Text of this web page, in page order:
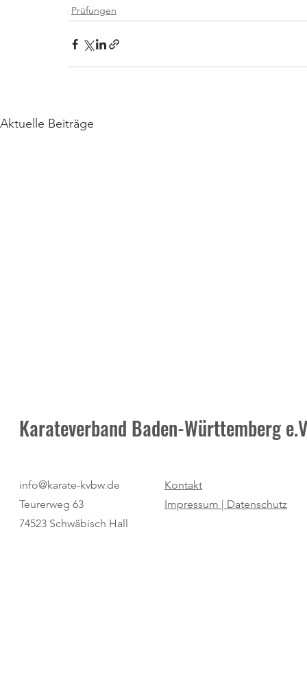
Prüfungen
Aktuelle Beiträge
"kurz & bündig": ein Sextett
meistert die Herausforderung
Zulassung
Karateverband Baden-Württemberg
info@karate-kvbw.de
Teurerweg 63
74523 Schwäbisch Hall
Kontakt
Impressum | Datenschutz